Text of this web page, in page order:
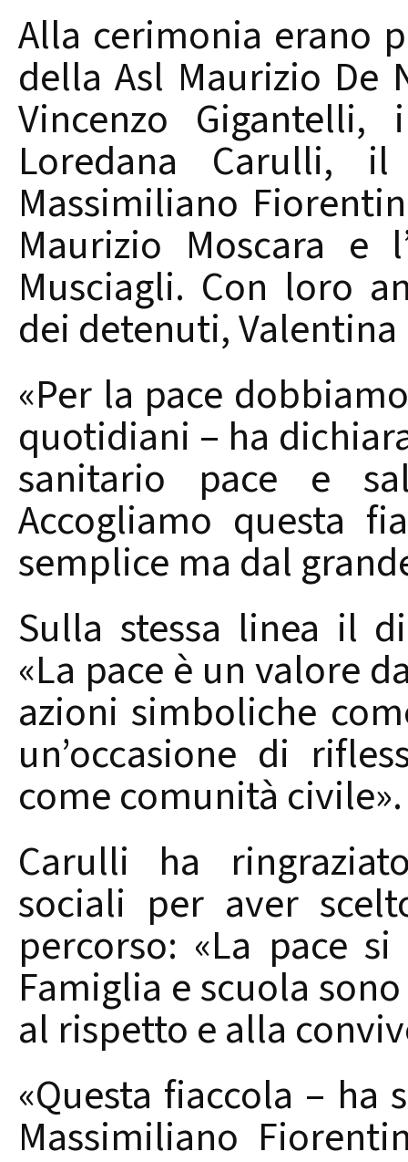
Alla cerimonia erano
della Asl Maurizio
Vincenzo
Loredana Carulli,
Massimiliano
Maurizio Moscara e
Musciagli. Con loro
dei detenuti, Valentina
«Per la pace
quotidiani – ha
sanitario pace e
Accogliamo questa
semplice ma dal
Sulla stessa linea il
«La pace è un valore
azioni simboliche
un’occasione di
come comunità civile».
Carulli ha
sociali per aver
percorso: «La pace
Famiglia e scuola
al rispetto e alla
«Questa fiaccola – ha
Massimiliano